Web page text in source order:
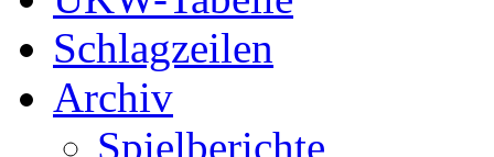
Schlagzeilen
Archiv
Spielberichte